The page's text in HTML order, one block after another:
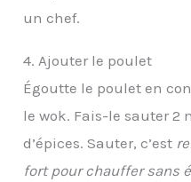
un chef.
4. Ajouter le poulet
Égoutte le poulet en
le wok. Fais-le sauter 2
d’épices. Sauter, c’est
fort pour chauffer sans